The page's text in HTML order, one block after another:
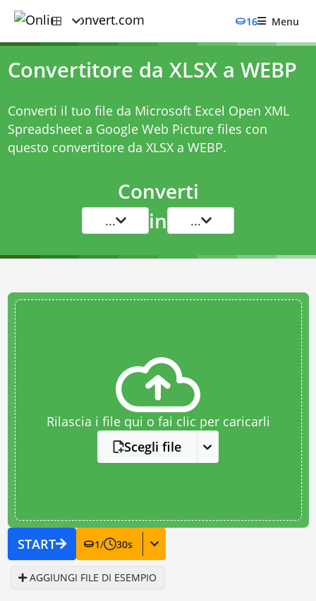
16 Menu
Convertitore da XLSX a WEBP
Converti il tuo file da Microsoft Excel Open XML
Spreadsheet a Google Web Picture files con
questo convertitore da XLSX a WEBP.
Converti
... in ...
Rilascia i file qui o fai clic per caricarli
Scegli file
START 1/ 30s
AGGIUNGI FILE DI ESEMPIO